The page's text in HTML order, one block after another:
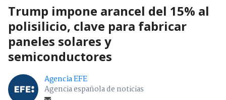
Trump impone arancel del 15% al
polisilicio, clave para fabricar
paneles solares y
semiconductores
Agencia EFE
Agencia española de noticias